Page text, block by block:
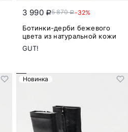
3 990 a5 870a-32%
Ботинки-дерби бежевого
цвета из натуральной кожи
GUT!
Новинка